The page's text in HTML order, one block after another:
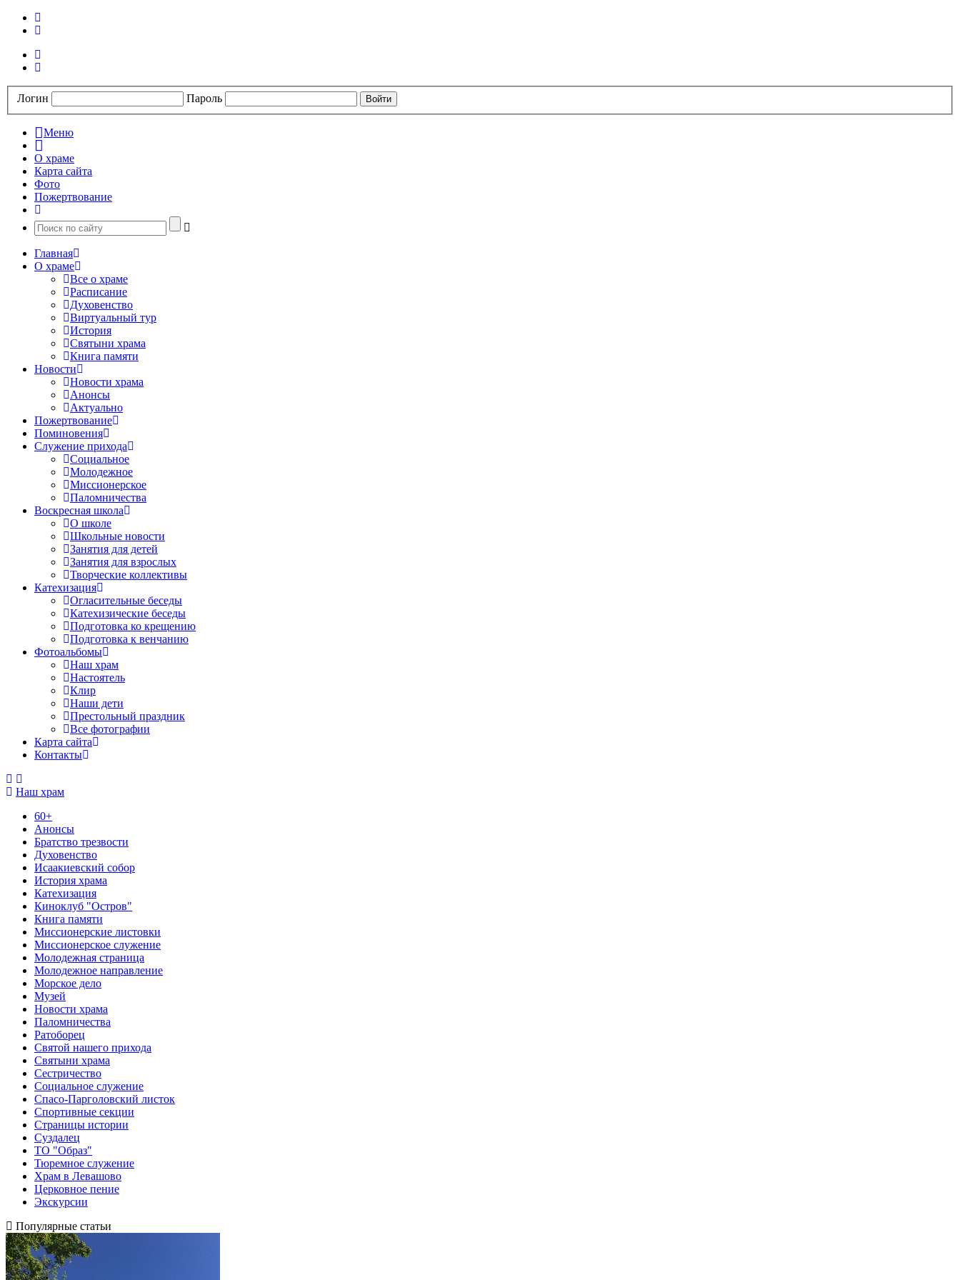
Логин Пароль
Меню
О храме
Карта сайта
Фото
Пожертвование
Главная
О храме
Все о храме
Расписание
Духовенство
Виртуальный тур
История
Святыни храма
Книга памяти
Новости
Новости храма
Анонсы
Актуально
Пожертвование
Поминовения
Служение прихода
Социальное
Молодежное
Миссионерское
Паломничества
Воскресная школа
О школе
Школьные новости
Занятия для детей
Занятия для взрослых
Творческие коллективы
Катехизация
Огласительные беседы
Катехизические беседы
Подготовка ко крещению
Подготовка к венчанию
Фотоальбомы
Наш храм
Настоятель
Клир
Наши дети
Престольный праздник
Все фотографии
Карта сайта
Контакты
Наш храм
60+
Анонсы
Братство трезвости
Духовенство
Исаакиевский собор
История храма
Катехизация
Киноклуб "Остров"
Книга памяти
Миссионерские листовки
Миссионерское служение
Молодежная страница
Молодежное направление
Морское дело
Музей
Новости храма
Паломничества
Ратоборец
Святой нашего прихода
Святыни храма
Сестричество
Социальное служение
Спасо-Парголовский листок
Спортивные секции
Страницы истории
Суздалец
ТО "Образ"
Тюремное служение
Храм в Левашово
Церковное пение
Экскурсии
Популярные статьи